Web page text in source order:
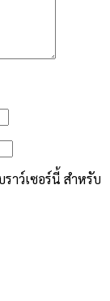
าว์เซอร์นี้ สำหรับ